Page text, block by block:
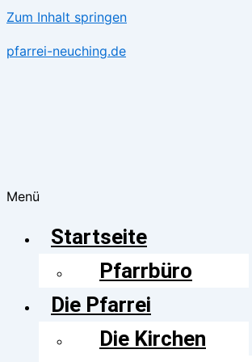
Zum Inhalt springen
pfarrei-neuching.de
Menü
Startseite
Pfarrbüro
Die Pfarrei
Die Kirchen